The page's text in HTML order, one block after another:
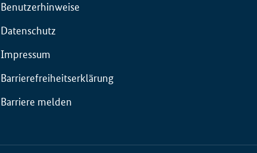
Benutzerhinweise
Datenschutz
Impressum
Barrierefreiheitserklärung
Barriere melden